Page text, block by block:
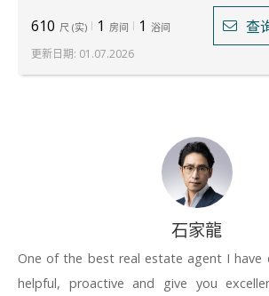
610 尺 (实) 1 房间 1 浴间 查
更新日期: 01.07.2026
石家龍
One of the best real estate agent I have
helpful, proactive and give you